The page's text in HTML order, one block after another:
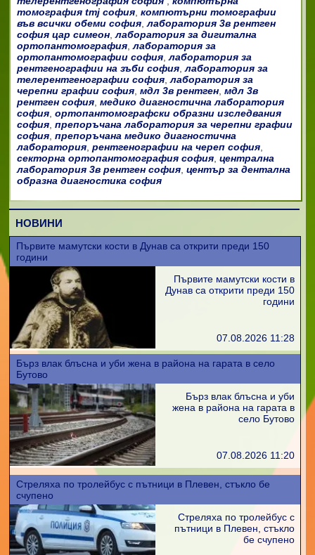
томография tmj софия, компютърни томографии
във всички обеми софия,лаборатория 3в рентген
софия цар симеон,лаборатория за дигитална
ортопантомография,лаборатория за
ортопантомографии софия,лаборатория за
рентгенографии на зъби софия,лаборатория за
телерентгенографии софия,лаборатория за
черепни графии софия, мдл 3в рентген, мдл 3в
рентген софия, медико диагностична лаборатория
софия, ортопантомографски образни изследвания
софия, препоръчана лаборатория за черепни графии
софия, препоръчана медико диагностична
лаборатория, рентгенографии на череп софия,
секторна ортопантомография софия, централна
лаборатория 3в рентген софия, център за дентална
образна диагностика софия
НОВИНИ
Първите мамутски кости в Дунав са открити преди 150
години
Първите мамутски кости в
Дунав са открити преди 150
години
07.08.2026 11:28
Бърз влак блъсна и уби жена в района на гарата в село
Бутово
Бърз влак блъсна и уби
жена в района на гарата в
село Бутово
07.08.2026 11:20
Стреляха по тролейбус с пътници в Плевен, стъкло бе
счупено
Стреляха по тролейбус с
пътници в Плевен, стъкло
бе счупено